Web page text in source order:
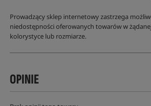
Prowadzący sklep internetowy zastrzega
niedostępności oferowanych towarów w
kolorystyce lub rozmiarze.
OPINIE